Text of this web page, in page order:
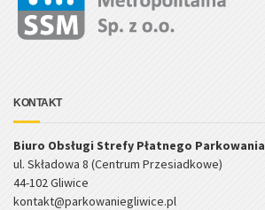
KONTAKT
Biuro Obsługi Strefy Płatnego Parkowania
ul. Składowa 8 (Centrum Przesiadkowe)
44-102 Gliwice
kontakt@parkowaniegliwice.pl